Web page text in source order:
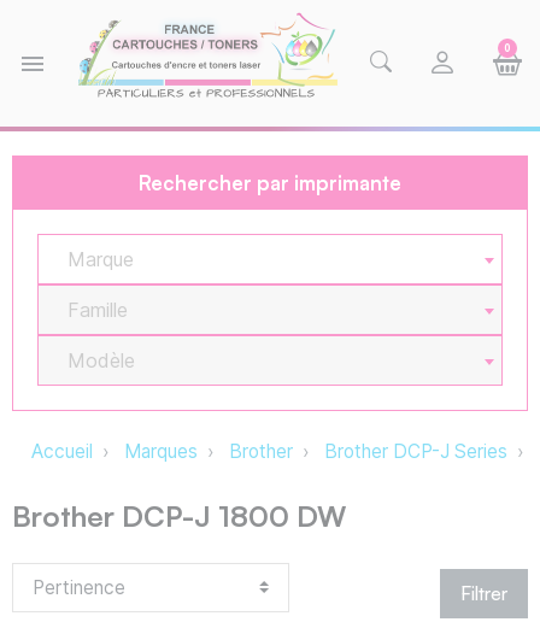
menu
0
Rechercher par imprimante
Marque
Famille
Modèle
Accueil Marques Brother Brother DCP-J Series
Brother DCP-J 1800 DW
Filtrer